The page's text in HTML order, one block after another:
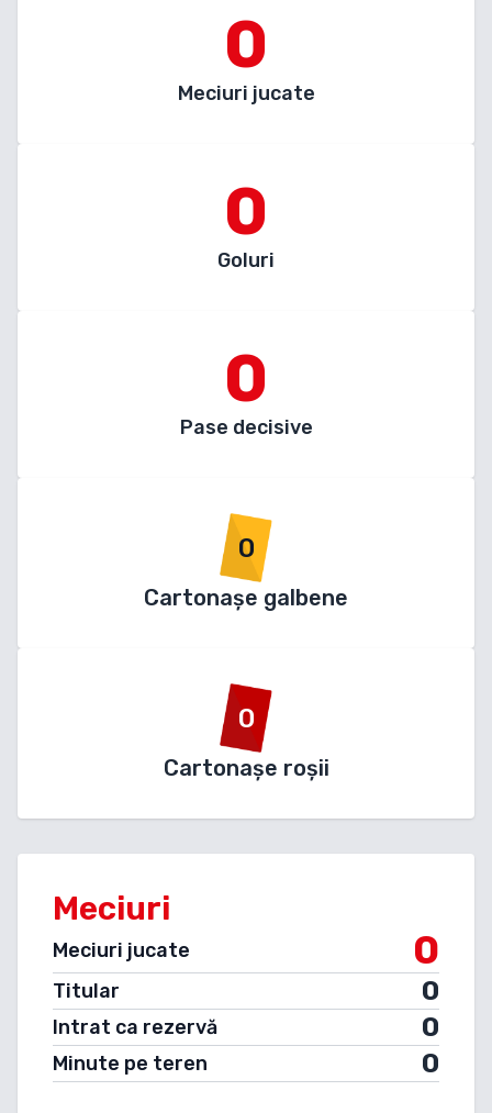
0
Meciuri jucate
0
Goluri
0
Pase decisive
0
Cartonașe galbene
0
Cartonașe roșii
Meciuri
Meciuri jucate 0
Titular 0
Intrat ca rezervă 0
Minute pe teren 0